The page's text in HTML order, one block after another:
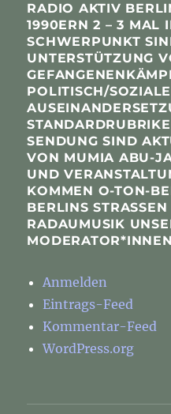
RADIO AKTIV
1990ERN 2 – 3 MAL
SCHWERPUNKT
UNTERSTÜTZUNG
POLITISCH/SOZIALE
SENDUNG SIND
VON MUMIA ABU-
UND
KOMMEN O-TON-
BERLINS STRASSEN
ADAUMUSIK
ODERATOR*INNEN.
Anmelden
Eintrags-Feed
Kommentar-Feed
WordPress.org